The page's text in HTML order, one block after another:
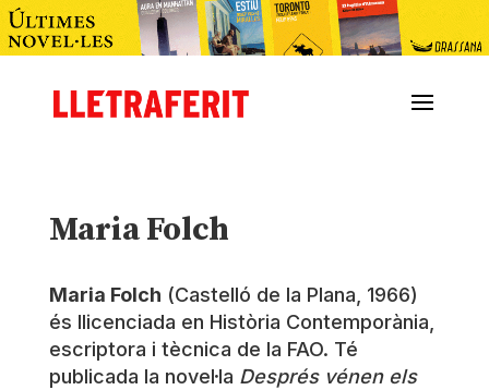
Maria Folch
Maria Folch (Castelló de la Plana, 1966)
és llicenciada en Història Contemporània,
escriptora i tècnica de la FAO. Té
publicada la novel·la Després vénen els